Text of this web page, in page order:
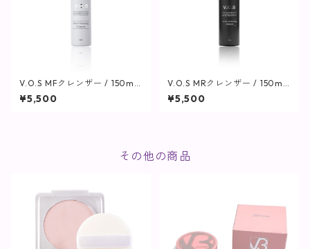
V.O.S MFクレンザー / 150ml
【SPICARE】
¥5,500
V.O.S MRクレンザー / 150ml
【SPICARE】
¥5,500
その他の商品